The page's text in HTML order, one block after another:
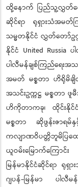
ထို့နောက် ပြည်သူ့လွှတ်တော်
ဆိုင်ရာ ရုရှားသံအမတ်
သမ္မတနိုင်ငံ လွှတ်တော်ဥက္က
နိုင်ငံ United Russia
ပါလီမန်ချစ်ကြည်ရေ
အမတ် မစ္စတာ ဟိရိုမိချိဝ
အသင်းဥက္ကဋ္ဌ မစ္စတာ
ဟိကိုတာကခု၊ ထိုင်းနိုင်
မစ္စတာ ဆိုဖွန်းဇာရမ်နှ
ကလျာဏဝိပတ္တိဘူမိပြ
ယူဝမ်းမြောက်ကြော
မြန်မာနိုင်ငံဆိုင်ရာ ရုရှ
ဂျပန်-မြန်မာ ပါလီ